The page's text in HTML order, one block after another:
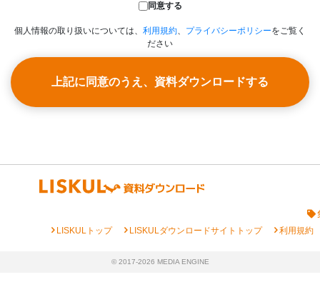
同意する
個人情報の取り扱いについては、 利用規約、 プライバシーポリシーをご覧く
ださい
上記に同意のうえ、資料ダウンロードする
chevron_rightLISKULトップ chevron_rightLISKULダウンロードサイトトップ chevron_right利用規約
© 2017-2026 MEDIA ENGINE